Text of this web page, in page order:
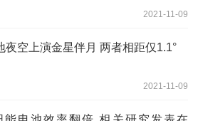
2021-11-09
夜空上演金星伴月 两者相距仅1.1°
2021-11-09